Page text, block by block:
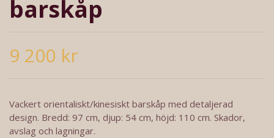
barskåp
9 200 kr
Vackert orientaliskt/kinesiskt barskåp med detaljerad
design. Bredd: 97 cm, djup: 54 cm, höjd: 110 cm. Skador,
avslag och lagningar.